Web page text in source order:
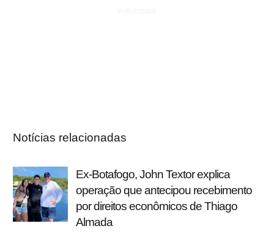
Notícias relacionadas
Ex-Botafogo, John Textor explica
operação que antecipou recebimento
por direitos econômicos de Thiago
Almada